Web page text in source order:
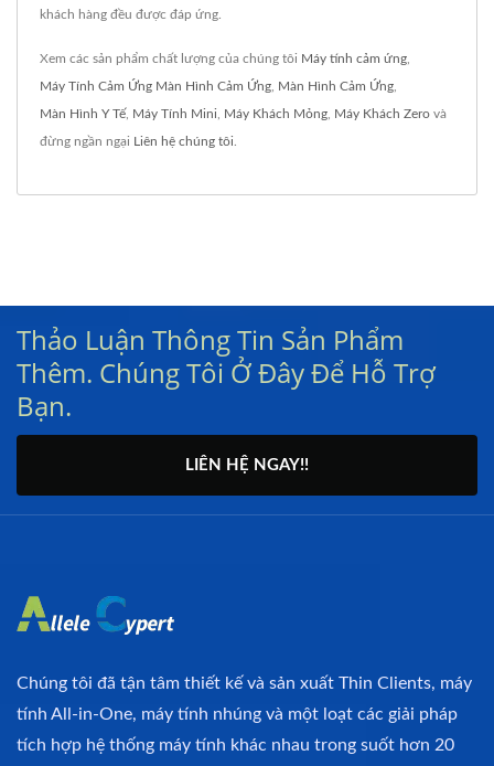
khách hàng đều được đáp ứng.
Xem các sản phẩm chất lượng của chúng tôi Máy tính cảm ứng
Máy Tính Cảm Ứng Màn Hình Cảm Ứng Màn Hình Cảm Ứng
Màn Hình Y Tế, Máy Tính Mini Máy Khách Mỏng Máy Khách Zero và
đừng ngần ngại Liên hệ chúng tôi
Thảo Luận Thông Tin Sản Phẩm
Thêm. Chúng Tôi Ở Đây Để Hỗ Trợ
Bạn.
LIÊN HỆ NGAY!!
Chúng tôi đã tận tâm thiết kế và sản xuất Thin Clients, máy
tính All-in-One, máy tính nhúng và một loạt các giải pháp
tích hợp hệ thống máy tính khác nhau trong suốt hơn 20